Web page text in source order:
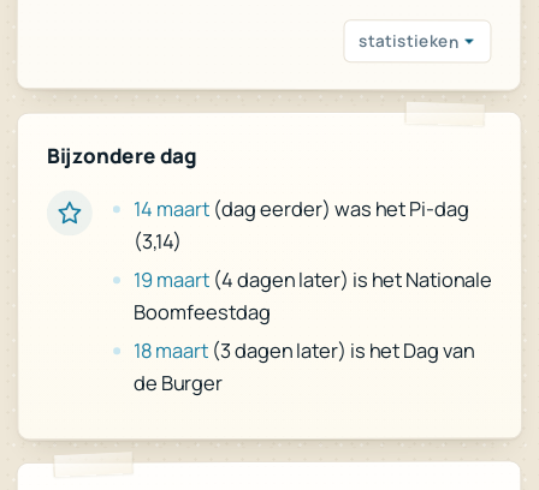
statistieken
Bijzondere dag
14 maart(dag eerder) was het Pi-dag
(3,14)
19 maart(4 dagen later) is het Nationale
Boomfeestdag
18 maart (3 dagen later) is het Dag van
de Burger